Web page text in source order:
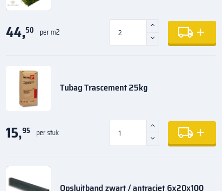
44,50 per m2
Tubag Trascement 25kg
15,95 per stuk
Opsluitband zwart / antraciet 6x20x100